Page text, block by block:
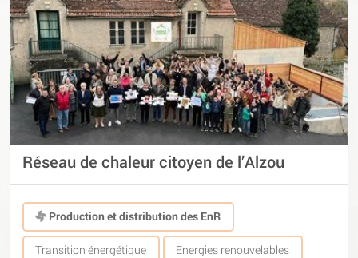
Réseau de chaleur citoyen de l’Alzou
Production et distribution des EnR
Transition énergétique Energies renouvelables